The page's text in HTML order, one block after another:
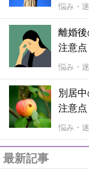
悩み・
離婚
注意点
悩み・
別居
注意点
悩み・
最新記事